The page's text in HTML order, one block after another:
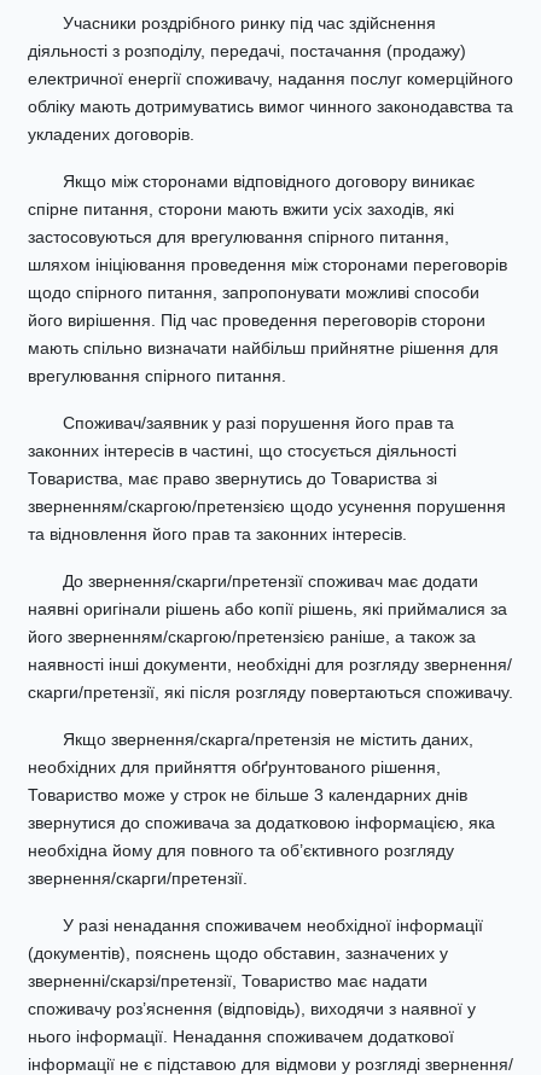
Учасники роздрібного ринку під час здійснення
діяльності з розподілу, передачі, постачання (продажу)
електричної енергії споживачу, надання послуг комерційного
обліку мають дотримуватись вимог чинного законодавства та
укладених договорів.
Якщо між сторонами відповідного договору виникає
спірне питання, сторони мають вжити усіх заходів, які
застосовуються для врегулювання спірного питання,
шляхом ініціювання проведення між сторонами переговорів
щодо спірного питання, запропонувати можливі способи
його вирішення. Під час проведення переговорів сторони
мають спільно визначати найбільш прийнятне рішення для
врегулювання спірного питання.
Споживач/заявник у разі порушення його прав та
законних інтересів в частині, що стосується діяльності
Товариства, має право звернутись до Товариства зі
зверненням/скаргою/претензією щодо усунення порушення
та відновлення його прав та законних інтересів.
До звернення/скарги/претензії споживач має додати
наявні оригінали рішень або копії рішень, які приймалися за
його зверненням/скаргою/претензією раніше, а також за
наявності інші документи, необхідні для розгляду звернення/
скарги/претензії, які після розгляду повертаються споживачу.
Якщо звернення/скарга/претензія не містить даних,
необхідних для прийняття обґрунтованого рішення,
Товариство може у строк не більше 3 календарних днів
звернутися до споживача за додатковою інформацією, яка
необхідна йому для повного та об’єктивного розгляду
звернення/скарги/претензії.
У разі ненадання споживачем необхідної інформації
(документів), пояснень щодо обставин, зазначених у
зверненні/скарзі/претензії, Товариство має надати
споживачу роз’яснення (відповідь), виходячи з наявної у
нього інформації. Ненадання споживачем додаткової
інформації не є підставою для відмови у розгляді звернення/